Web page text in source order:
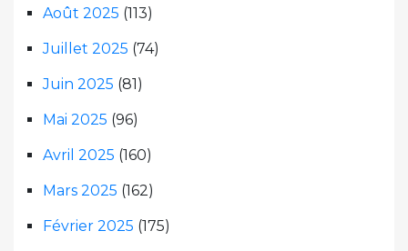
Août 2025 (113)
Juillet 2025 (74)
Juin 2025 (81)
Mai 2025 (96)
Avril 2025 (160)
Mars 2025 (162)
Février 2025 (175)